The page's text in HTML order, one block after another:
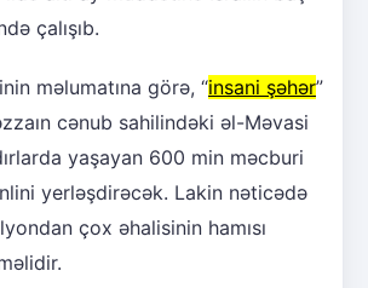
çalışıb.
məlumatına görə, “insani şəhər”
cənub sahilindəki əl-Məvasi
yaşayan 600 min məcburi
yerləşdirəcək. Lakin nəticədə
çox əhalisinin hamısı